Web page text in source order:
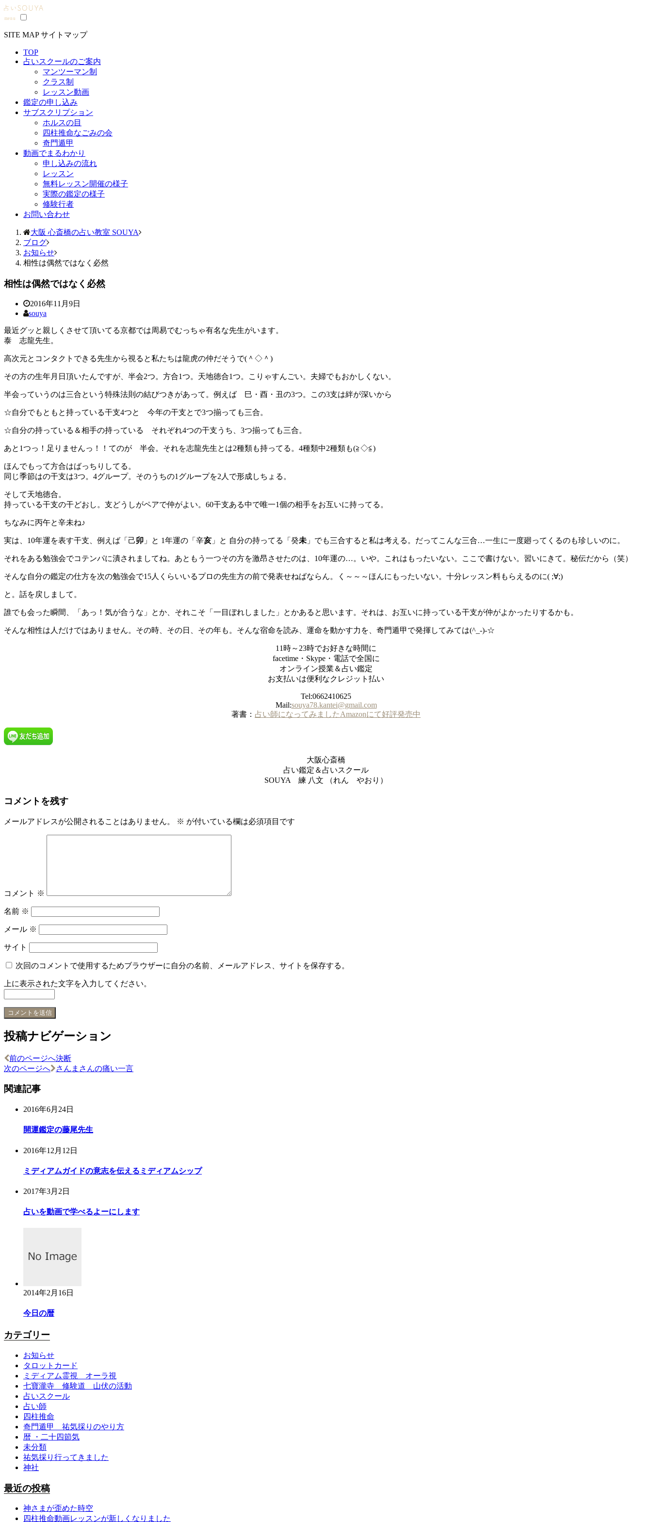
SITE MAPサイトマップ
TOP
占いスクールのご案内
マンツーマン制
クラス制
レッスン動画
鑑定の申し込み
サブスクリプション
ホルスの目
四柱推命なごみの会
奇門遁甲
動画でまるわかり
申し込みの流れ
レッスン
無料レッスン開催の様子
実際の鑑定の様子
修験行者
お問い合わせ
大阪 心斎橋の占い教室 SOUYA
ブログ
お知らせ
相性は偶然ではなく必然
相性は偶然ではなく必然
2016年11月9日
souya
最近グッと親しくさせて頂いてる京都では周易でむっちゃ有名な先生がいます。
泰 志龍先生。
高次元とコンタクトできる先生から視ると私たちは龍虎の仲だそうで(＾◇＾)
その方の生年月日頂いたんですが、半会2つ。方合1つ。天地徳合1つ。こりゃすんごい。夫婦でもおかしくない。
半会っていうのは三合という特殊法則の結びつきがあって。例えば 巳・酉・丑の3つ。この3支は絆が深いから
☆自分でもともと持っている干支4つと 今年の干支とで3つ揃っても三合。
☆自分の持っている＆相手の持っている それぞれ4つの干支うち、3つ揃っても三合。
あと1つっ！足りませんっ！！てのが 半会。それを志龍先生とは2種類も持ってる。4種類中2種類も(≧◇≦)
ほんでもって方合はばっちりしてる。
同じ季節はの干支は3つ。4グループ。そのうちの1グループを2人で形成しちょる。
そして天地徳合。
持っている干支の干どおし。支どうしがペアで仲がよい。60干支ある中で唯一1個の相手をお互いに持ってる。
ちなみに丙午と辛未ね♪
実は、10年運を表す干支、例えば「己卯 」と 1年運の「辛亥 」と 自分の持ってる「癸未 」でも三合すると私は考える。だってこんな三合…一生に一度廻ってくるのも珍しいのに。
それをある勉強会でコテンパに潰されましてね。あともう一つその方を激昂させたのは、10年運の…。いや。これはもったいない。ここで書けない。習いにきて。秘伝だから（笑）
そんな自分の鑑定の仕方を次の勉強会で15人くらいいるプロの先生方の前で発表せねばならん。く～～～ほんにもったいない。十分レッスン料もらえるのに( ;∀;)
と。話を戻しまして。
誰でも会った瞬間、「あっ！気が合うな」とか、それこそ「一目ぼれしました」とかあると思います。それは、お互いに持っている干支が仲がよかったりするかも。
そんな相性は人だけではありません。その時、その日、その年も。そんな宿命を読み、運命を動かす力を、奇門遁甲で発揮してみては(^_-)-☆
11時～23時でお好きな時間に
facetime・Skype・電話で全国に
オンライン授業＆占い鑑定
お支払いは便利なクレジット払い
Tel:0662410625
Mail:souya78.kantei@gmail.com
著書： 占い師になってみましたAmazonにて好評発売中
大阪心斎橋
占い鑑定＆占いスクール
SOUYA 練 八文 （れん やおり）
コメントを残す
メールアドレスが公開されることはありません。 ※ が付いている欄は必須項目です
コメント ※
名前 ※
メール ※
サイト
次回のコメントで使用するためブラウザーに自分の名前、メールアドレス、サイトを保存する。
上に表示された文字を入力してください。
投稿ナビゲーション
前のページへ決断
次のページへ
さんまさんの痛い一言
関連記事
2016年6月24日
開運鑑定の藤尾先生
2016年12月12日
ミディアムガイドの意志を伝えるミディアムシップ
2017年3月2日
占いを動画で学べるよーにします
2014年2月16日
今日の暦
カテゴリー
お知らせ
タロットカード
ミディアム霊視 オーラ視
七寶瀧寺 修験道 山伏の活動
占いスクール
占い師
四柱推命
奇門遁甲 祐気採りのやり方
暦 ・二十四節気
未分類
祐気採り行ってきました
神社
最近の投稿
神さまが歪めた時空
四柱推命動画レッスンが新しくなりました